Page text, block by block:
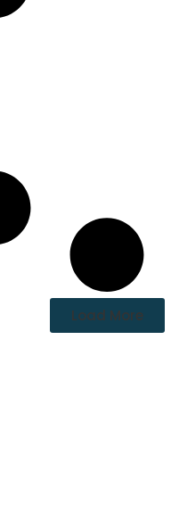
Load More